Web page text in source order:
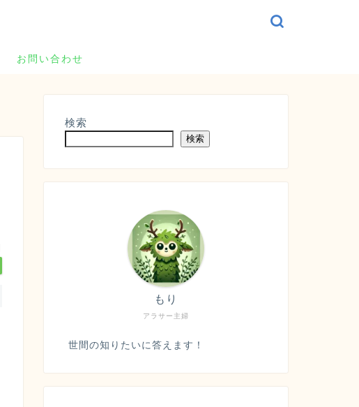
お問い合わせ
検索
検索
アラサー主婦
もり
世間の知りたいに答えます！